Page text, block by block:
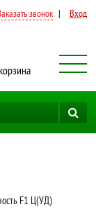
звонок | Вход
F1 Ц(УД)